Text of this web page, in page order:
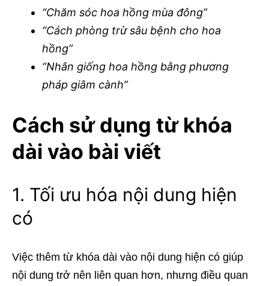
“Chăm sóc hoa hồng mùa đông”
“Cách phòng trừ sâu bệnh cho hoa
hồng”
“Nhân giống hoa hồng bằng phương
pháp giâm cành”
Cách sử dụng từ khóa
dài vào bài viết
1. Tối ưu hóa nội dung hiện
có
Việc thêm từ khóa dài vào nội dung hiện có giúp
nội dung trở nên liên quan hơn, nhưng điều quan